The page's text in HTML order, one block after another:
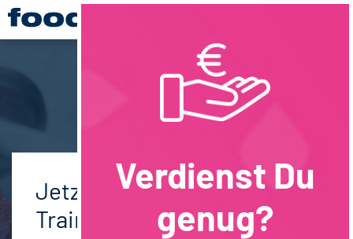
Jetzt anmelden zum
Trainee Talk von EDEKA
Verdienst Du
genug?